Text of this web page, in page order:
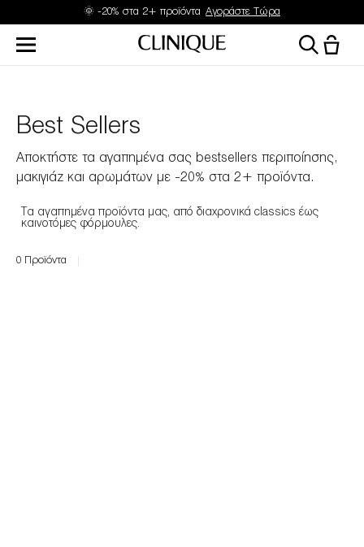
🌞 -20% στα 2+ προϊόντα Αγοράστε Τώρα
Best Sellers
Αποκτήστε τα αγαπημένα σας bestsellers περιποίησης,
μακιγιάζ και αρωμάτων με -20% στα 2+ προϊόντα.
Τα αγαπημένα προϊόντα μας, από διαχρονικά classics έως
καινοτόμες φόρμουλες.
0 Προϊόντα